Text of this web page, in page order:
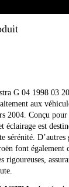
G 04 1998 03
aux
2004. Conçu
éclairage est
sérénité.
font également
rigoureuses,